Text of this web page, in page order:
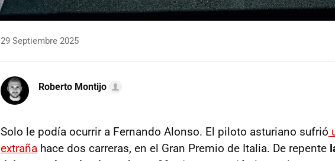
29 Septiembre 2025
Roberto Montijo
Solo le podía ocurrir a Fernando Alonso. El piloto asturiano sufrió
extraña hace dos carreras, en el Gran Premio de Italia. De repente